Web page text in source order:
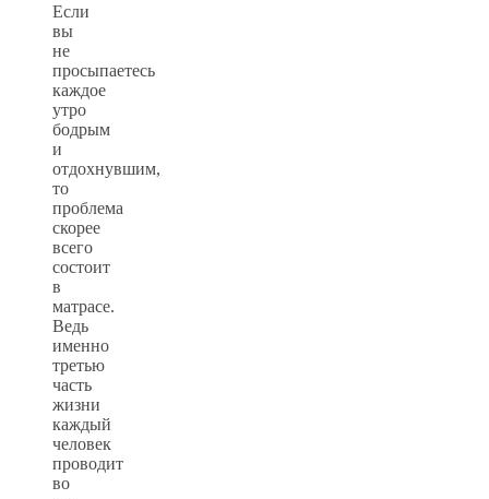
Если
вы
не
просыпаетесь
каждое
утро
бодрым
и
отдохнувшим,
то
проблема
скорее
всего
состоит
в
матрасе.
Ведь
именно
третью
часть
жизни
каждый
человек
проводит
во